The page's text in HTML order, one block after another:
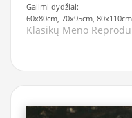
Galimi dydžiai:
60x80cm, 70x95cm,
Klasikų Meno